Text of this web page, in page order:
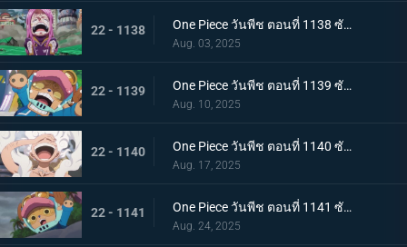
22 - 1138 One Piece วันพีช ตอนที่ 1138 ซับไทย ขอบคุณค่ะ คุณพ่อ โอบกอดแสนอบอุ่นของบอนนี่กับคุมะ
Aug. 03, 2025
22 - 1139 One Piece วันพีช ตอนที่ 1139 ซับไทย เอ็กเฮดถูกทำลาย เริ่มต้นบัสเตอร์คอล
Aug. 10, 2025
22 - 1140 One Piece วันพีช ตอนที่ 1140 ซับไทย ฮีโร่ที่หลงใหล นักรบแห่งการปลดปล่อยผู้ช่วยเหลือบอนนี่
Aug. 17, 2025
22 - 1141 One Piece วันพีช ตอนที่ 1141 ซับไทย กองหนุนที่พึ่งพาได้ ดอรี่กับโบรกี้มาถึงแล้ว
Aug. 24, 2025